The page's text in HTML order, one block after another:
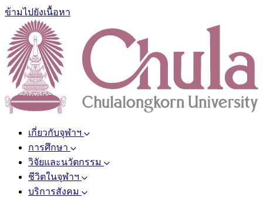
ข้ามไปยังเนื้อหา
เกี่ยวกับจุฬาฯ
การศึกษา
วิจัยและนวัตกรรม
ชีวิตในจุฬาฯ
บริการสังคม